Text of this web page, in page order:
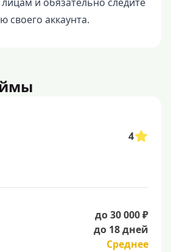
своего аккаунта.
4
до 30 000 ₽
до 18 дней
Среднее